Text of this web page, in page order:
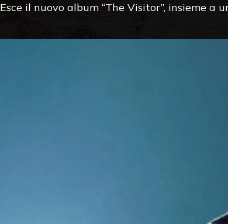
Esce il nuovo album “The Visitor”, insieme